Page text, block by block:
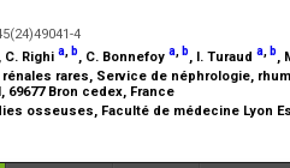
4
, C. Righi a, b, C. Bonnefoy a, b, I. Turaud a, b,
rares, Service de néphrologie,
Bron cedex, France
osseuses, Faculté de médecine Lyon